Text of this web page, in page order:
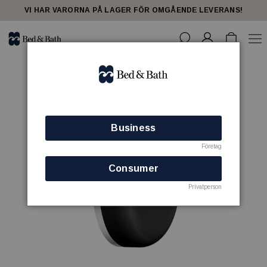
VI HAR VARORNA PÅ LAGER FÖR OMGÅENDE LEVERANS!
Business
Företag
Consumer
Privatperson